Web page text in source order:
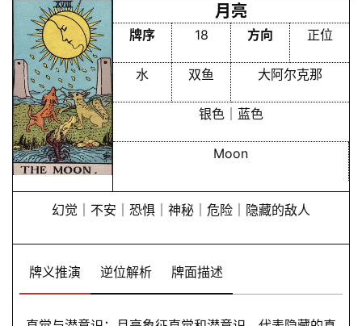
月亮
牌序 18 方向 正位
水 双鱼 大阿尔克那
银色｜蓝色
Moon
幻觉｜不安｜恐惧｜神秘｜危险｜隐藏的敌人
牌义推演 逆位解析 牌面描述